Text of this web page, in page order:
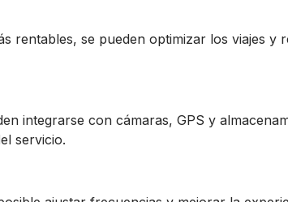
rentables, se pueden optimizar los viajes y
integrarse con cámaras, GPS y
servicio.